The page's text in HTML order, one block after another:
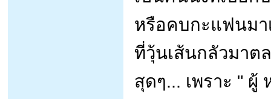
หรือคบกะแฟนมา
ที่วุ้นเส้นกลัวมาต
สุดๆ... เพราะ "